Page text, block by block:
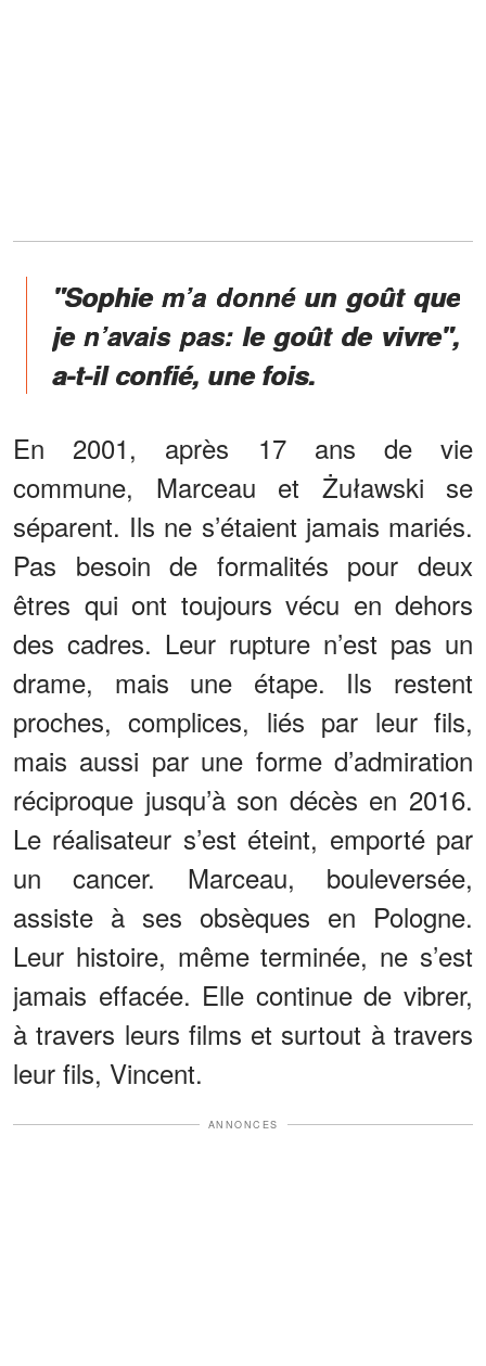
"Sophie m’a donné un goût que
je n’avais pas: le goût de vivre",
a-t-il confié, une fois.
En 2001, après 17 ans de vie
commune, Marceau et Żuławski se
séparent. Ils ne s’étaient jamais mariés.
Pas besoin de formalités pour deux
êtres qui ont toujours vécu en dehors
des cadres. Leur rupture n’est pas un
drame, mais une étape. Ils restent
proches, complices, liés par leur fils,
mais aussi par une forme d’admiration
réciproque jusqu’à son décès en 2016.
Le réalisateur s’est éteint, emporté par
un cancer. Marceau, bouleversée,
assiste à ses obsèques en Pologne.
Leur histoire, même terminée, ne s’est
jamais effacée. Elle continue de vibrer,
à travers leurs films et surtout à travers
leur fils, Vincent.
ANNONCES